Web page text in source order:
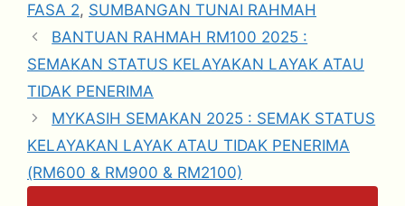
FASA 2, SUMBANGAN TUNAI RAHMAH
BANTUAN RAHMAH RM100 2025 :
SEMAKAN STATUS KELAYAKAN LAYAK ATAU
TIDAK PENERIMA
MYKASIH SEMAKAN 2025 : SEMAK STATUS
KELAYAKAN LAYAK ATAU TIDAK PENERIMA
(RM600 & RM900 & RM2100)